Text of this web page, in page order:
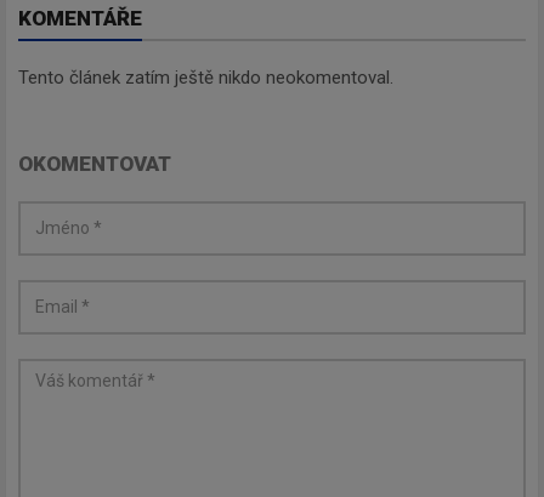
KOMENTÁŘE
Tento článek zatím ještě nikdo neokomentoval.
OKOMENTOVAT